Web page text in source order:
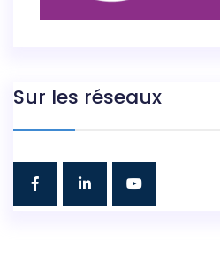
Sur les réseaux